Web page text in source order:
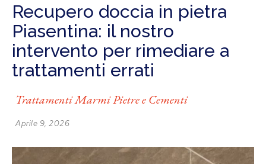
Recupero doccia in pietra
Piasentina: il nostro
intervento per rimediare a
trattamenti errati
Trattamenti Marmi Pietre e Cementi
Aprile 9, 2026